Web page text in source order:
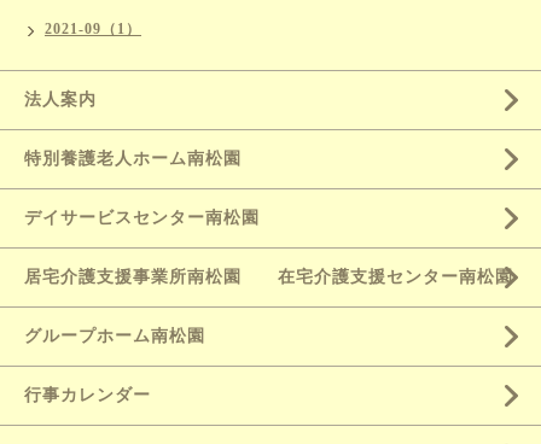
2021-09（1）
法人案内
特別養護老人ホーム南松園
デイサービスセンター南松園
居宅介護支援事業所南松園 在宅介護支援センター南松園
グループホーム南松園
行事カレンダー